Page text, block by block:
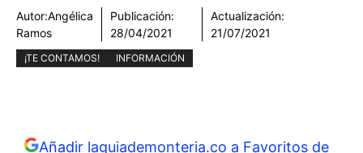
Autor:Angélica
Ramos
Publicación:
28/04/2021
Actualización:
21/07/2021
¡TE CONTAMOS! INFORMACIÓN
Añadir laguiademonteria.co a Favoritos de